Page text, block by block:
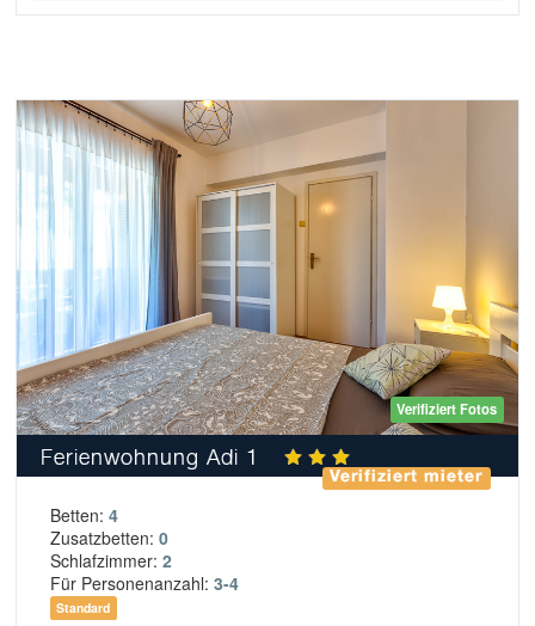
Verifiziert Fotos
Ferienwohnung Adi 1
Verifiziert mieter
Betten: 4
Zusatzbetten: 0
Schlafzimmer: 2
Für Personenanzahl: 3-4
Standard